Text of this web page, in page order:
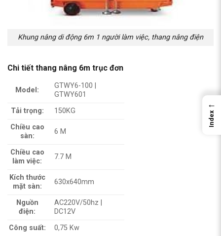
Khung nâng di động 6m 1 người làm việc, thang nâng điện
Chi tiết thang nâng 6m trục đơn
Model:
GTWY6-100 |
GTWY601
Tải trọng:
150KG
Chiều cao
sàn:
6 M
Chiều cao
làm việc:
7.7 M
Kích thước
mặt sàn:
630x640mm
Nguồn
điện:
AC220V/50hz |
DC12V
Công suất:
0,75 Kw
←
Index